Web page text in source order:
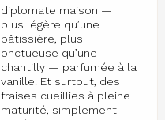
diplomate maison —
plus légère qu’une
pâtissière, plus
onctueuse qu’une
chantilly — parfumée à la
vanille. Et surtout, des
fraises cueillies à pleine
maturité, simplement